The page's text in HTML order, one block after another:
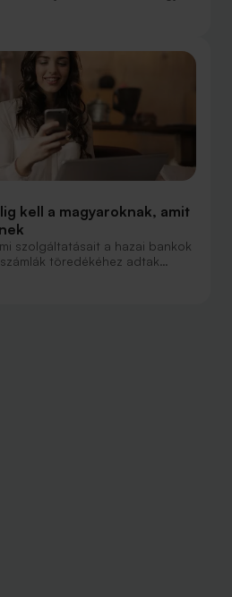
ráadásul a magánszemélyek
kell a magyaroknak, amit
szolgáltatásait a hazai bankok
töredékéhez adtak
ezekre alig utalnak